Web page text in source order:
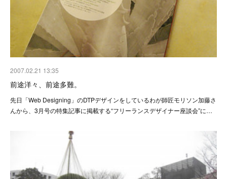
2007.02.21 13:35
前途洋々、前途多難。
先日「Web Designing」のDTPデザインをしているわが師匠モリソン加藤さ
んから、3月号の特集記事に掲載する“フリーランスデザイナー座談会”に…